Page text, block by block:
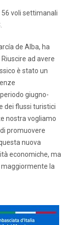
voli settimanali
de Alba, ha
ad avere
è stato un
giugno-
dei flussi turistici
nostra vogliamo
promuovere
nuova
economiche, ma
la